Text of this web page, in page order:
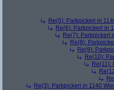
Re(5): Parkpickerl in
Re(6): Parkpickerl in
Re(7): Parkpickerl
Re(8):
Re(9):
Re(10):
Re(11):
Re(3): Parkpickerl in 1140